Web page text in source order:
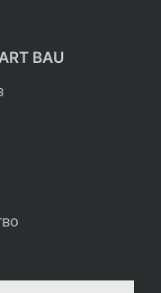
BAU